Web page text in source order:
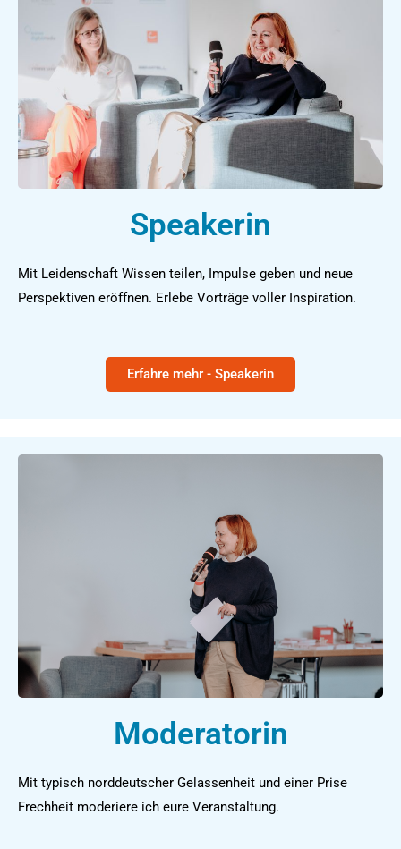
Speakerin
Mit Leidenschaft Wissen teilen, Impulse geben und neue
Perspektiven eröffnen. Erlebe Vorträge voller Inspiration.
Erfahre mehr - Speakerin
Moderatorin
Mit typisch norddeutscher Gelassenheit und einer Prise
Frechheit moderiere ich eure Veranstaltung.